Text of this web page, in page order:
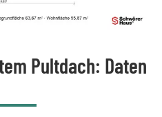
Pultdach: Daten